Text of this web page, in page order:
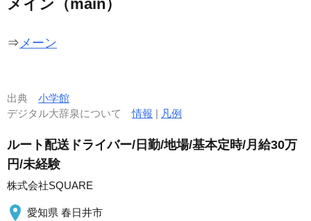
メイン（main）
⇒メーン
出典 小学館
デジタル大辞泉について情報 | 凡例
ルート配送ドライバー/日勤/地場/基本定時/月給30万
円/未経験
株式会社SQUARE
愛知県 春日井市